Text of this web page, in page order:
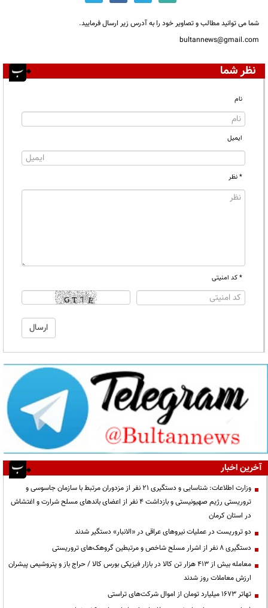
شما می توانید مطالب و تصاویر خود را به آدرس زیر ارسال فرمایید.
bultannews@gmail.com
نظر شما
نام
ایمیل
* نظر
* کد امنیتی
آخرین اخبار
وزارت اطلاعات: شناسایی و دستگیری ۲۱ نفر از مزدوران مرتبط با سازمان جاسوسی و
تروریستی رژیم صهیونیستی و بازداشت ۴ نفر از اعضای باندهای مسلح شرارت و اغتشاش
در استان کرمان
دو تروریست در عملیات نیروهای عراقی در «الانبار» دستگیر شدند
دستگیری ۸ نفر از اشرار مسلح شاخص و مرتبطین گروهک‌های تروریستی
معامله بیش از ۴۱۳ هزار تن کالا در بازار فیزیکی بورس کالا / حراج باز و پتروشیمی پیشران
ارزش معاملات روز شدند
تهاتر ۱۶۷۳ میلیارد تومان از اموال شرکت‌های تراستی